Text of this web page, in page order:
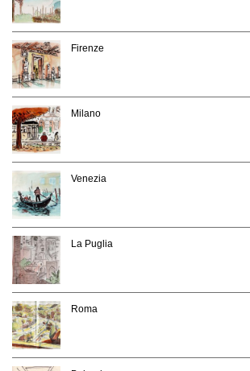
Firenze
Milano
Venezia
La Puglia
Roma